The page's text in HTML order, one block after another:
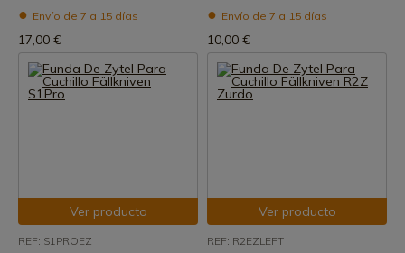
Envío de 7 a 15 días
17,00 €
Envío de 7 a 15 días
10,00 €
Ver producto
REF: S1PROEZ
Ver producto
REF: R2EZLEFT